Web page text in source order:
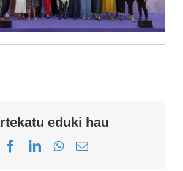
eduki hau
Facebook
LinkedInWhatsApp
Email